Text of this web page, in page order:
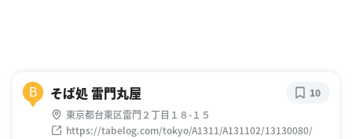
B そば処 雷門丸屋
東京都台東区雷門２丁目１８-１５
https://tabelog.com/tokyo/A1311/A131102/13130080/
10